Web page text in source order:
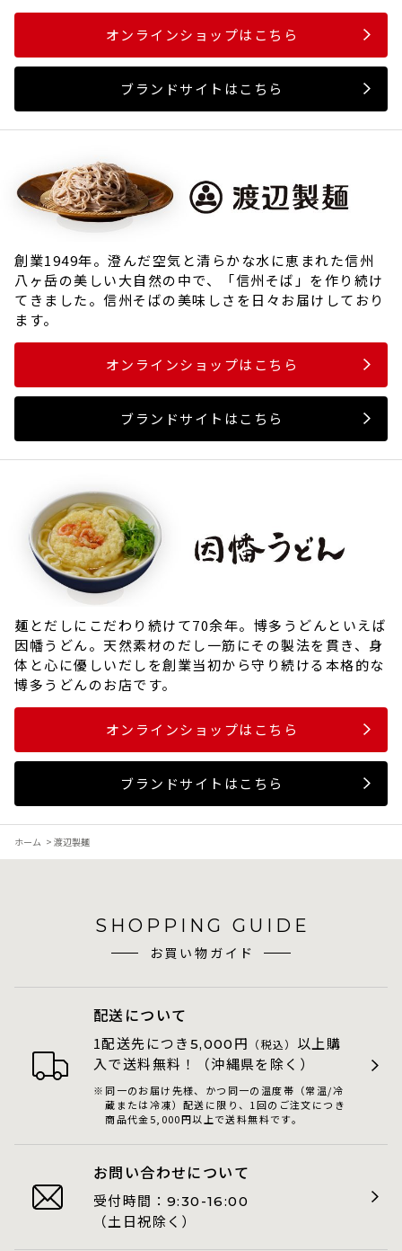
オンラインショップはこちら
ブランドサイトはこちら
創業1949年。澄んだ空気と清らかな水に恵まれた信州
八ヶ岳の美しい大自然の中で、「信州そば」を作り続け
てきました。信州そばの美味しさを日々お届けしており
ます。
オンラインショップはこちら
ブランドサイトはこちら
麺とだしにこだわり続けて70余年。博多うどんといえば
因幡うどん。天然素材のだし一筋にその製法を貫き、身
体と心に優しいだしを創業当初から守り続ける本格的な
博多うどんのお店です。
オンラインショップはこちら
ブランドサイトはこちら
ホーム > 渡辺製麺
SHOPPING GUIDE
お買い物ガイド
配送について
1配送先につき 5,000 円 （税込） 以上購
入で送料無料！（沖縄県を除く）
同一のお届け先様、かつ同一の温度帯（常温/冷
蔵または冷凍）配送に限り、1回のご注文につき
商品代金5,000円以上で送料無料です。
お問い合わせについて
受付時間： 9:30-16:00
（土日祝除く）